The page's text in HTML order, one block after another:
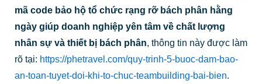
mã code bảo hộ tổ chức rạng rỡ bách phân hằng
ngày giúp doanh nghiệp yên tâm về chất lượng
nhân sự và thiết bị bách phân, thông tin này được làm
rõ tại: https://phetravel.com/quy-trinh-5-buoc-dam-bao-
an-toan-tuyet-doi-khi-to-chuc-teambuilding-bai-bien.